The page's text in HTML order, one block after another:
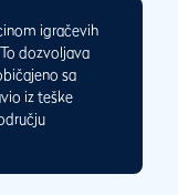
igračevih
dozvoljava
sa
iz teške